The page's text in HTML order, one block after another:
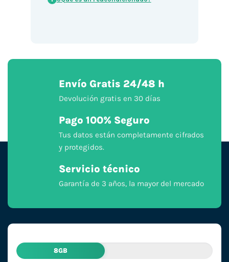
Envío Gratis 24/48 h
Devolución gratis en 30 días
Pago 100% Seguro
Tus datos están completamente cifrados
y protegidos.
Servicio técnico
Garantía de 3 años, la mayor del mercado
8GB